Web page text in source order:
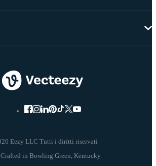
Eezy LLC Tutti i diritti riservati